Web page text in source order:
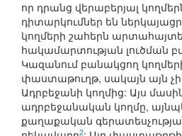
որ դրանց վերաբերյալ
դիտարկումներ են
կողմերի շահերն
հակամարտության լուծման
Կազանում բանակցող
փաստաթուղթ, սակայն այն չի
Ադրբեջանի կողմից: Այս
ադրբեջանական կողմը,
քաղաքական
2